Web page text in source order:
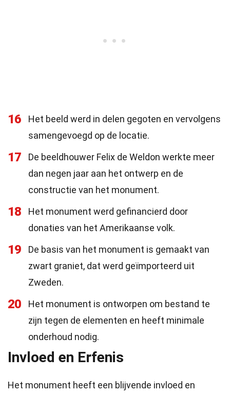
16
Het beeld werd in delen gegoten en vervolgens
samengevoegd op de locatie.
17
De beeldhouwer Felix de Weldon werkte meer
dan negen jaar aan het ontwerp en de
constructie van het monument.
18
Het monument werd gefinancierd door
donaties van het Amerikaanse volk.
19
De basis van het monument is gemaakt van
zwart graniet, dat werd geïmporteerd uit
Zweden.
20
Het monument is ontworpen om bestand te
zijn tegen de elementen en heeft minimale
onderhoud nodig.
Invloed en Erfenis
Het monument heeft een blijvende invloed en